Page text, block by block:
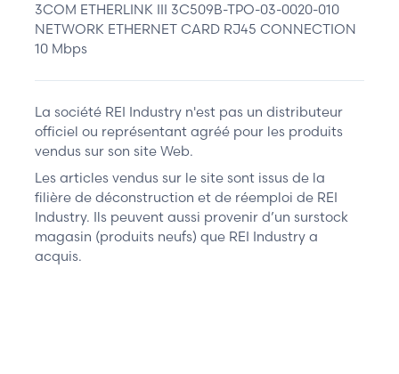
3COM ETHERLINK III 3C509B-TPO-03-0020-010
NETWORK ETHERNET CARD RJ45 CONNECTION
10 Mbps
La société REI Industry n'est pas un distributeur
officiel ou représentant agréé pour les produits
vendus sur son site Web.
Les articles vendus sur le site sont issus de la
filière de déconstruction et de réemploi de REI
Industry. Ils peuvent aussi provenir d’un surstock
magasin (produits neufs) que REI Industry a
acquis.